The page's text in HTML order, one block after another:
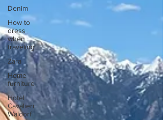
Denim
How to
dress
when
traveling
Zara
Home
furniture
Hotel
Cavalieri
Waldorf